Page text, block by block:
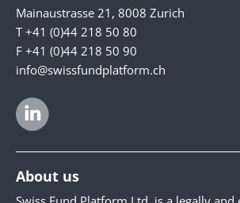
Mainaustrasse 21, 8008 Zurich
T +41 (0)44 218 50 80
F +41 (0)44 218 50 90
info@swissfundplatform.ch
About us